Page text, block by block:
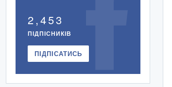
2,453
ПІДПІСНИКІВ
ПІДПІСАТИСЬ